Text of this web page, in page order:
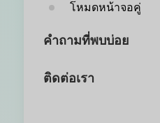
โหมดหน้าจอคู่
คำถามที่พบบ่อย
ติดต่อเรา